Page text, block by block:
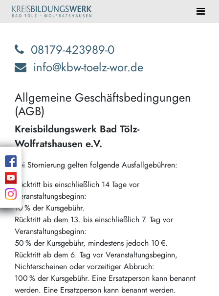
08179-423989-0
info@kbw-toelz-wor.de
Allgemeine Geschäftsbedingungen
(AGB)
Kreisbildungswerk Bad Tölz-
Wolfratshausen e.V.
Bei Stornierung gelten folgende Ausfallgebühren:
Rücktritt bis einschließlich 14 Tage vor
Veranstaltungsbeginn:
10% der Kursgebühr.
Rücktritt ab dem 13. bis einschließlich 7. Tag vor
Veranstaltungsbeginn:
50% der Kursgebühr, mindestens jedoch 10€.
Rücktritt ab dem 6. Tag vor Veranstaltungsbeginn,
Nichterscheinen oder vorzeitiger Abbruch:
100% der Kursgebühr. Eine Ersatzperson kann benannt
werden. Eine Ersatzperson kann benannt werden.